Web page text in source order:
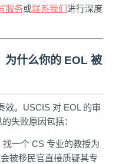
服务或联系我们进行深度
为什么你的 EOL 被
效。USCIS 对 EOL 的审
失败原因包括：
找一个 CS 专业的教授为
被移民官直接质疑其专